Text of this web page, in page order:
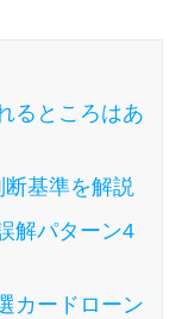
るところはあ
基準を解説
解パターン4
カードローン